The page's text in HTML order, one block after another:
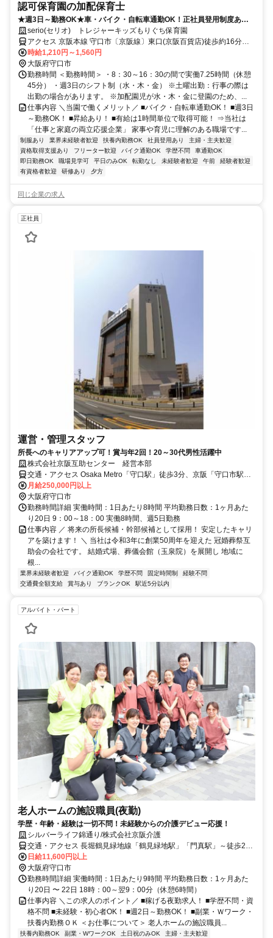
認可保育園の加配保育士
★週3日～勤務OK★車・バイク・自転車通勤OK！正社員登用制度あり
★保育士資格を活かせる♪
serio(セリオ) トレジャーキッズもりぐち保育園
アクセス 京阪本線 守口市〔京阪線〕東口(京阪百貨店)徒歩約16分、
京阪本線 土居（大阪府）徒歩約16分、OsakaMetro今里筋線 清水（大
阪府）1番口徒歩約16分 車通勤可（駐車場代自己負担）※規定あり
バイク・自転車通勤OK（駐輪場あり）
時給1,210円～1,560円
大阪府守口市
勤務時間 ＜勤務時間＞ ・8：30～16：30の間で実働7.25時間（休憩
45分） ・週3日のシフト制（水・木・金） ※土曜出勤：行事の際は
出勤の場合があります。 ※加配園児が水・木・金に登園のため、...
仕事内容 ＼当園で働くメリット／ ■バイク・自転車通勤OK！ ■週3日
～勤務OK！ ■昇給あり！ ■有給は1時間単位で取得可能！ ⇒当社は
「仕事と家庭の両立応援企業」 家事や育児に理解のある職場です...
制服あり 業界未経験者歓迎 扶養内勤務OK 社員登用あり
主婦・主夫歓迎
資格取得支援あり
フリーター歓迎 バイク通勤OK 学歴不問
車通勤OK
即日勤務OK
職場見学可 平日のみOK 転勤なし 未経験者歓迎 午前
経験者歓迎
有資格者歓迎
研修あり 夕方
同じ企業の求人
正社員
運営・管理スタッフ
所長へのキャリアアップ可！賞与年2回！20～30代男性活躍中
株式会社京阪互助センター 経営本部
交通・アクセス Osaka Metro「守口駅」徒歩3分、京阪「守口市駅」
徒歩8分
月給250,000円以上
大阪府守口市
勤務時間詳細 実働時間：1日あたり8時間 平均勤務日数：1ヶ月あた
り20日 9：00～18：00 実働8時間、週5日勤務
仕事内容 ／ 将来の所長候補・幹部候補として採用！ 安定したキャリ
アを築けます！ ＼ 当社は令和3年に創業50周年を迎えた 冠婚葬祭互
助会の会社です。 結婚式場、葬儀会館（玉泉院）を展開し 地域に
根...
業界未経験者歓迎 バイク通勤OK 学歴不問 固定時間制
経験不問
交通費全額支給
賞与あり ブランクOK 駅近5分以内
アルバイト・パート
老人ホームの施設職員(夜勤)
学歴・年齢・経験は一切不問！未経験からの介護デビュー応援！
シルバーライフ錦通り/株式会社京阪介護
交通・アクセス 長堀鶴見緑地線「鶴見緑地駅」「門真駅」～徒歩20
分＊車通勤OK（駐車場あり）
日給11,600円以上
大阪府守口市
勤務時間詳細 実働時間：1日あたり9時間 平均勤務日数：1ヶ月あた
り20日 〜 22日 18時：00～翌9：00分（休憩6時間）
仕事内容 ＼この求人のポイント／ ■稼げる夜勤求人！ ■学歴不問・資
格不問 ■未経験・初心者OK！ ■週2日～勤務OK！ ■副業・Ｗワーク・
扶養内勤務ＯＫ ＜お仕事について＞ 老人ホームの施設職員...
扶養内勤務OK 副業・WワークOK 土日祝のみOK
主婦・主夫歓迎